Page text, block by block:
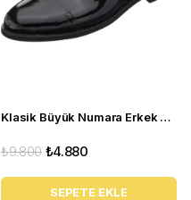
Klasik Büyük Numara Erkek Ayakkabı - NR1954 Siyah Rugan
₺4.880
₺9.800
SEPETE EKLE